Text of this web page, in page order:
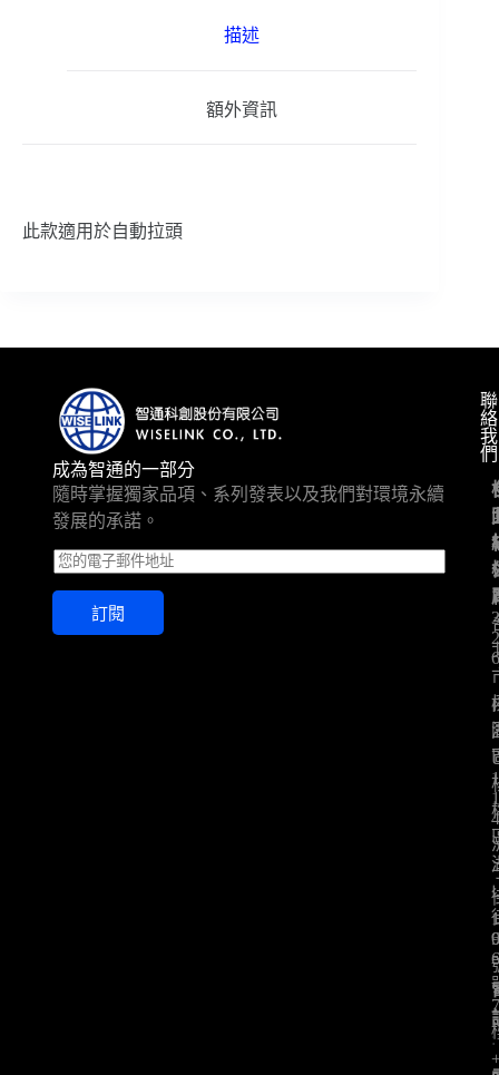
描述
額外資訊
此款適用於自動拉頭
成為智通的一部分
隨時掌握獨家品項、系列發表以及我們對環境永續
發展的承諾。
E
m
a
l
訂閱
聯
絡
我
們
: